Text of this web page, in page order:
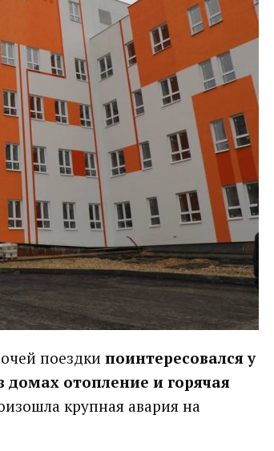
поездки поинтересовался у
домах отопление и горячая
крупная авария на